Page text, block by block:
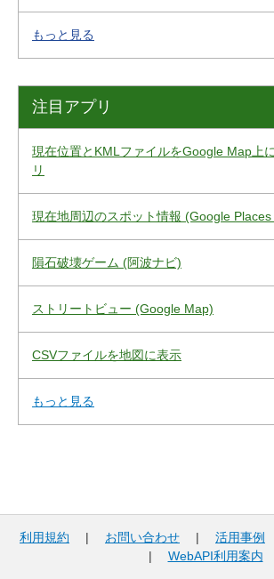
もっと見る
注目アプリ
現在位置とKMLファイルをGoogle Map上
リ
現在地周辺のスポット情報 (Google Places
隕石破壊ゲーム (阿波ナビ)
ストリートビュー (Google Map)
CSVファイルを地図に表示
もっと見る
利用規約 | お問い合わせ | 活用事例
| WebAPI利用案内